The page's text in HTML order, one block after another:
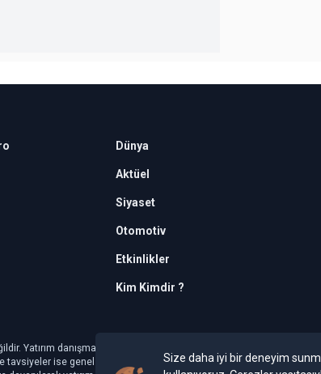
Dünya
Aktüel
Siyaset
Otomotiv
Etkinlikler
Kim Kimdir ?
Yatırım danışmanlığı hizmeti, yetkili kuruluşlar tarafından kişilerin
tavsiyeler ise genel niteliktedir. Bu tavsiyeler mali durumunuz ile risk
Size daha iyi bir deneyim